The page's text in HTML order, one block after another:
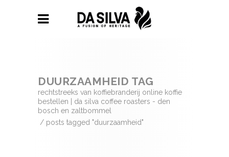
DUURZAAMHEID TAG
rechtstreeks van koffiebranderij online koffie
bestellen | da silva coffee roasters - den
bosch en zaltbommel
/ posts tagged "duurzaamheid"